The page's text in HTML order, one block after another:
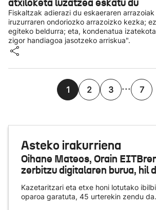
Fiskaltzak adierazi du eskaeraren
iruzurraren ondoriozko arrazoizko kezka;
egiteko beldurra; eta, kondenatua
zigor handiagoa jasotzeko arriskua".
1 2 3 ... 7
Asteko irakurriena
Oihane Mateos, Orain
zerbitzu digitalaren burua, hil
Kazetaritzari eta etxe honi lotutako
oparoa garatuta, 45 urterekin zendu da.